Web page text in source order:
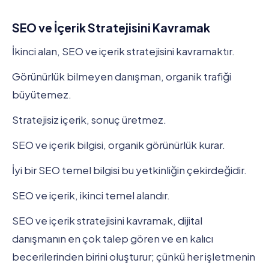
SEO ve İçerik Stratejisini Kavramak
İkinci alan, SEO ve içerik stratejisini kavramaktır.
Görünürlük bilmeyen danışman, organik trafiği
büyütemez.
Stratejisiz içerik, sonuç üretmez.
SEO ve içerik bilgisi, organik görünürlük kurar.
İyi bir SEO temel bilgisi bu yetkinliğin çekirdeğidir.
SEO ve içerik, ikinci temel alandır.
SEO ve içerik stratejisini kavramak, dijital
danışmanın en çok talep gören ve en kalıcı
becerilerinden birini oluşturur; çünkü her işletmenin